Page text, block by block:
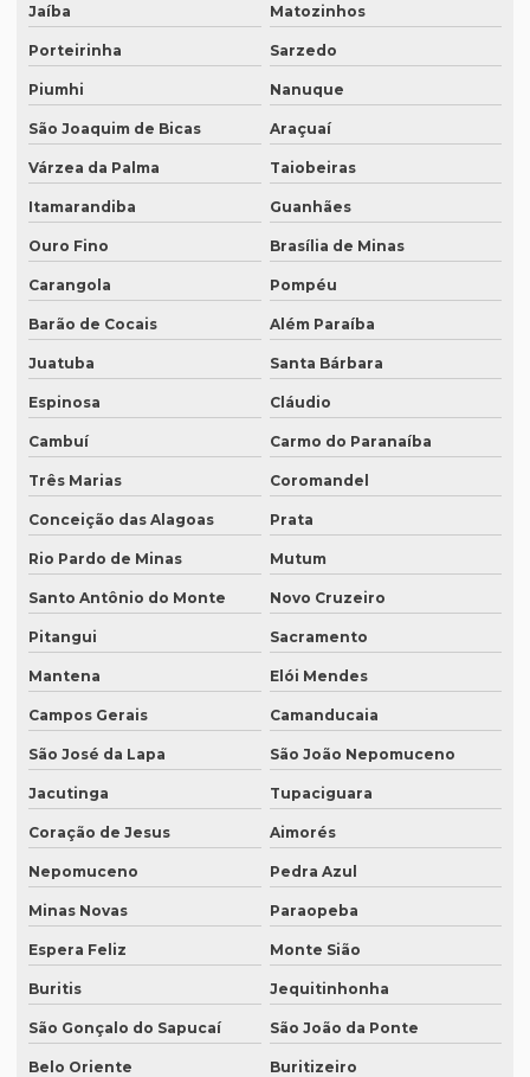
Empresa de transcrição de audio
Empresas especializadas em tradução
Empresas que fazem tradução
Empresas que fazem tradução juramentada
Empresas que prestam serviço de tradução
Empresas de tradução de artigos científicos em inglês
Empresas de tradução em curitiba
Empresas de tradução online
Empresas de tradução porto alegre
Empresas de transcrição
Empresas de transcrição de áudio para -texto
Equipamento para tradução simultanea
Equipamento de tradução simultânea portátil
Equipamento tradução simultanea preço
Equipamentos necessários para tradução simultânea
Equipamentos de tradução simultânea sp
Interpretação simultânea
Intérprete alemão profissional
Intérprete chinês português
Intérprete para congressos
Intérprete consecutivo
Intérprete de coreano em são paulo
Intérprete de espanhol em brasília
Jaíba Matozinhos
Porteirinha Sarzedo
Piumhi Nanuque
São Joaquim de Bicas Araçuaí
Várzea da Palma Taiobeiras
Itamarandiba Guanhães
Ouro Fino Brasília de Minas
Carangola Pompéu
Barão de Cocais Além Paraíba
Juatuba Santa Bárbara
Espinosa Cláudio
Cambuí Carmo do Paranaíba
Três Marias Coromandel
Conceição das Alagoas Prata
Rio Pardo de Minas Mutum
Santo Antônio do Monte Novo Cruzeiro
Pitangui Sacramento
Mantena Elói Mendes
Campos Gerais Camanducaia
São José da Lapa São João Nepomuceno
Jacutinga Tupaciguara
Coração de Jesus Aimorés
Nepomuceno Pedra Azul
Minas Novas Paraopeba
Espera Feliz Monte Sião
Buritis Jequitinhonha
São Gonçalo do Sapucaí São João da Ponte
Belo Oriente Buritizeiro